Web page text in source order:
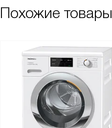
Похожие товары